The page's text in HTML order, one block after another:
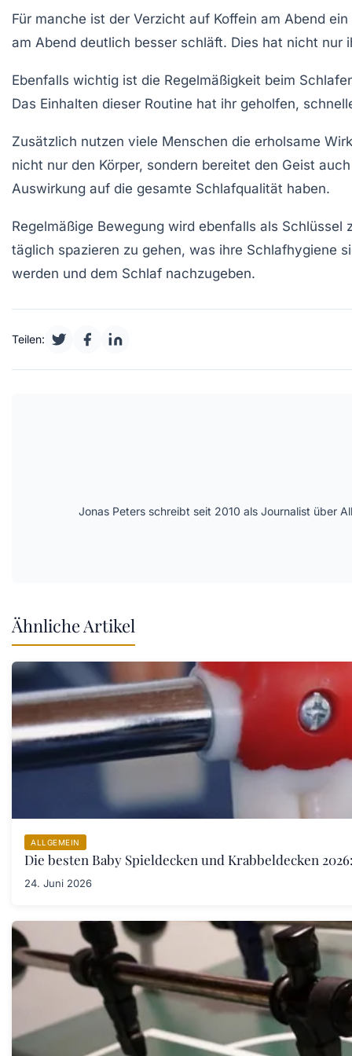
Für manche ist der Verzicht auf Koffein am Abend
am Abend deutlich besser schläft. Dies hat nicht
Ebenfalls wichtig ist die Regelmäßigkeit beim
Das Einhalten dieser Routine hat ihr geholfen,
Zusätzlich nutzen viele Menschen die erholsame
nicht nur den Körper, sondern bereitet den Geist
Auswirkung auf die gesamte Schlafqualität haben.
Regelmäßige Bewegung wird ebenfalls als
täglich spazieren zu gehen, was ihre Schlafhygiene
werden und dem Schlaf nachzugeben.
Teilen:
Jonas Peters schreibt seit 2010 als Journalist über
Ähnliche Artikel
ALLGEMEIN
Die besten Baby Spieldecken und Krabbeldecken
24. Juni 2026